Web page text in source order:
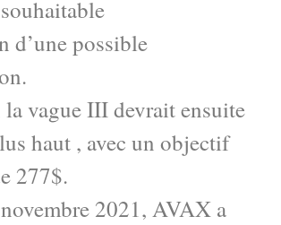
d’une possible
la vague III devrait ensuite
haut , avec un objectif
277$.
2021, AVAX a